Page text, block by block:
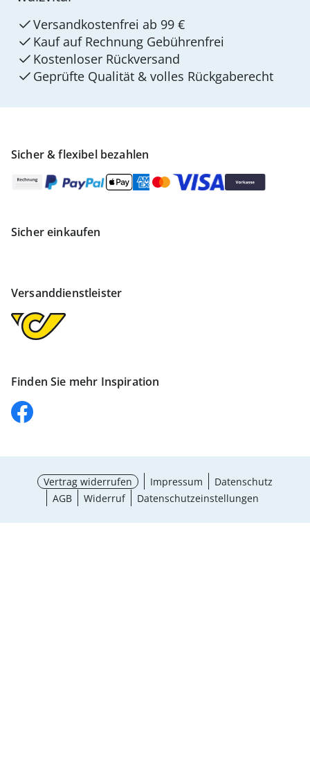
Sicher & flexibel bezahlen
Sicher einkaufen
Versanddienstleister
Finden Sie mehr Inspiration
Versandkostenfrei ab 99 €
Kauf auf Rechnung Gebührenfrei
Kostenloser Rückversand
Geprüfte Qualität & volles Rückgaberecht
Vertrag widerrufen Impressum
Datenschutz
AGB
Widerruf Datenschutzeinstellungen